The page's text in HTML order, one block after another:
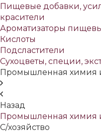
Пищевые добавки,
красители
Ароматизаторы
Кислоты
Подсластители
Сухоцветы, специи,
Промышленная химия
Назад
Промышленная химия
С/хозяйство